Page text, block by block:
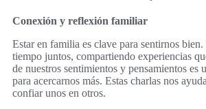
Conexión y reflexión familiar
Estar en familia es clave para sentirnos
tiempo juntos, compartiendo experiencias
de nuestros sentimientos y pensamientos es
para acercarnos más. Estas charlas nos
confiar unos en otros.